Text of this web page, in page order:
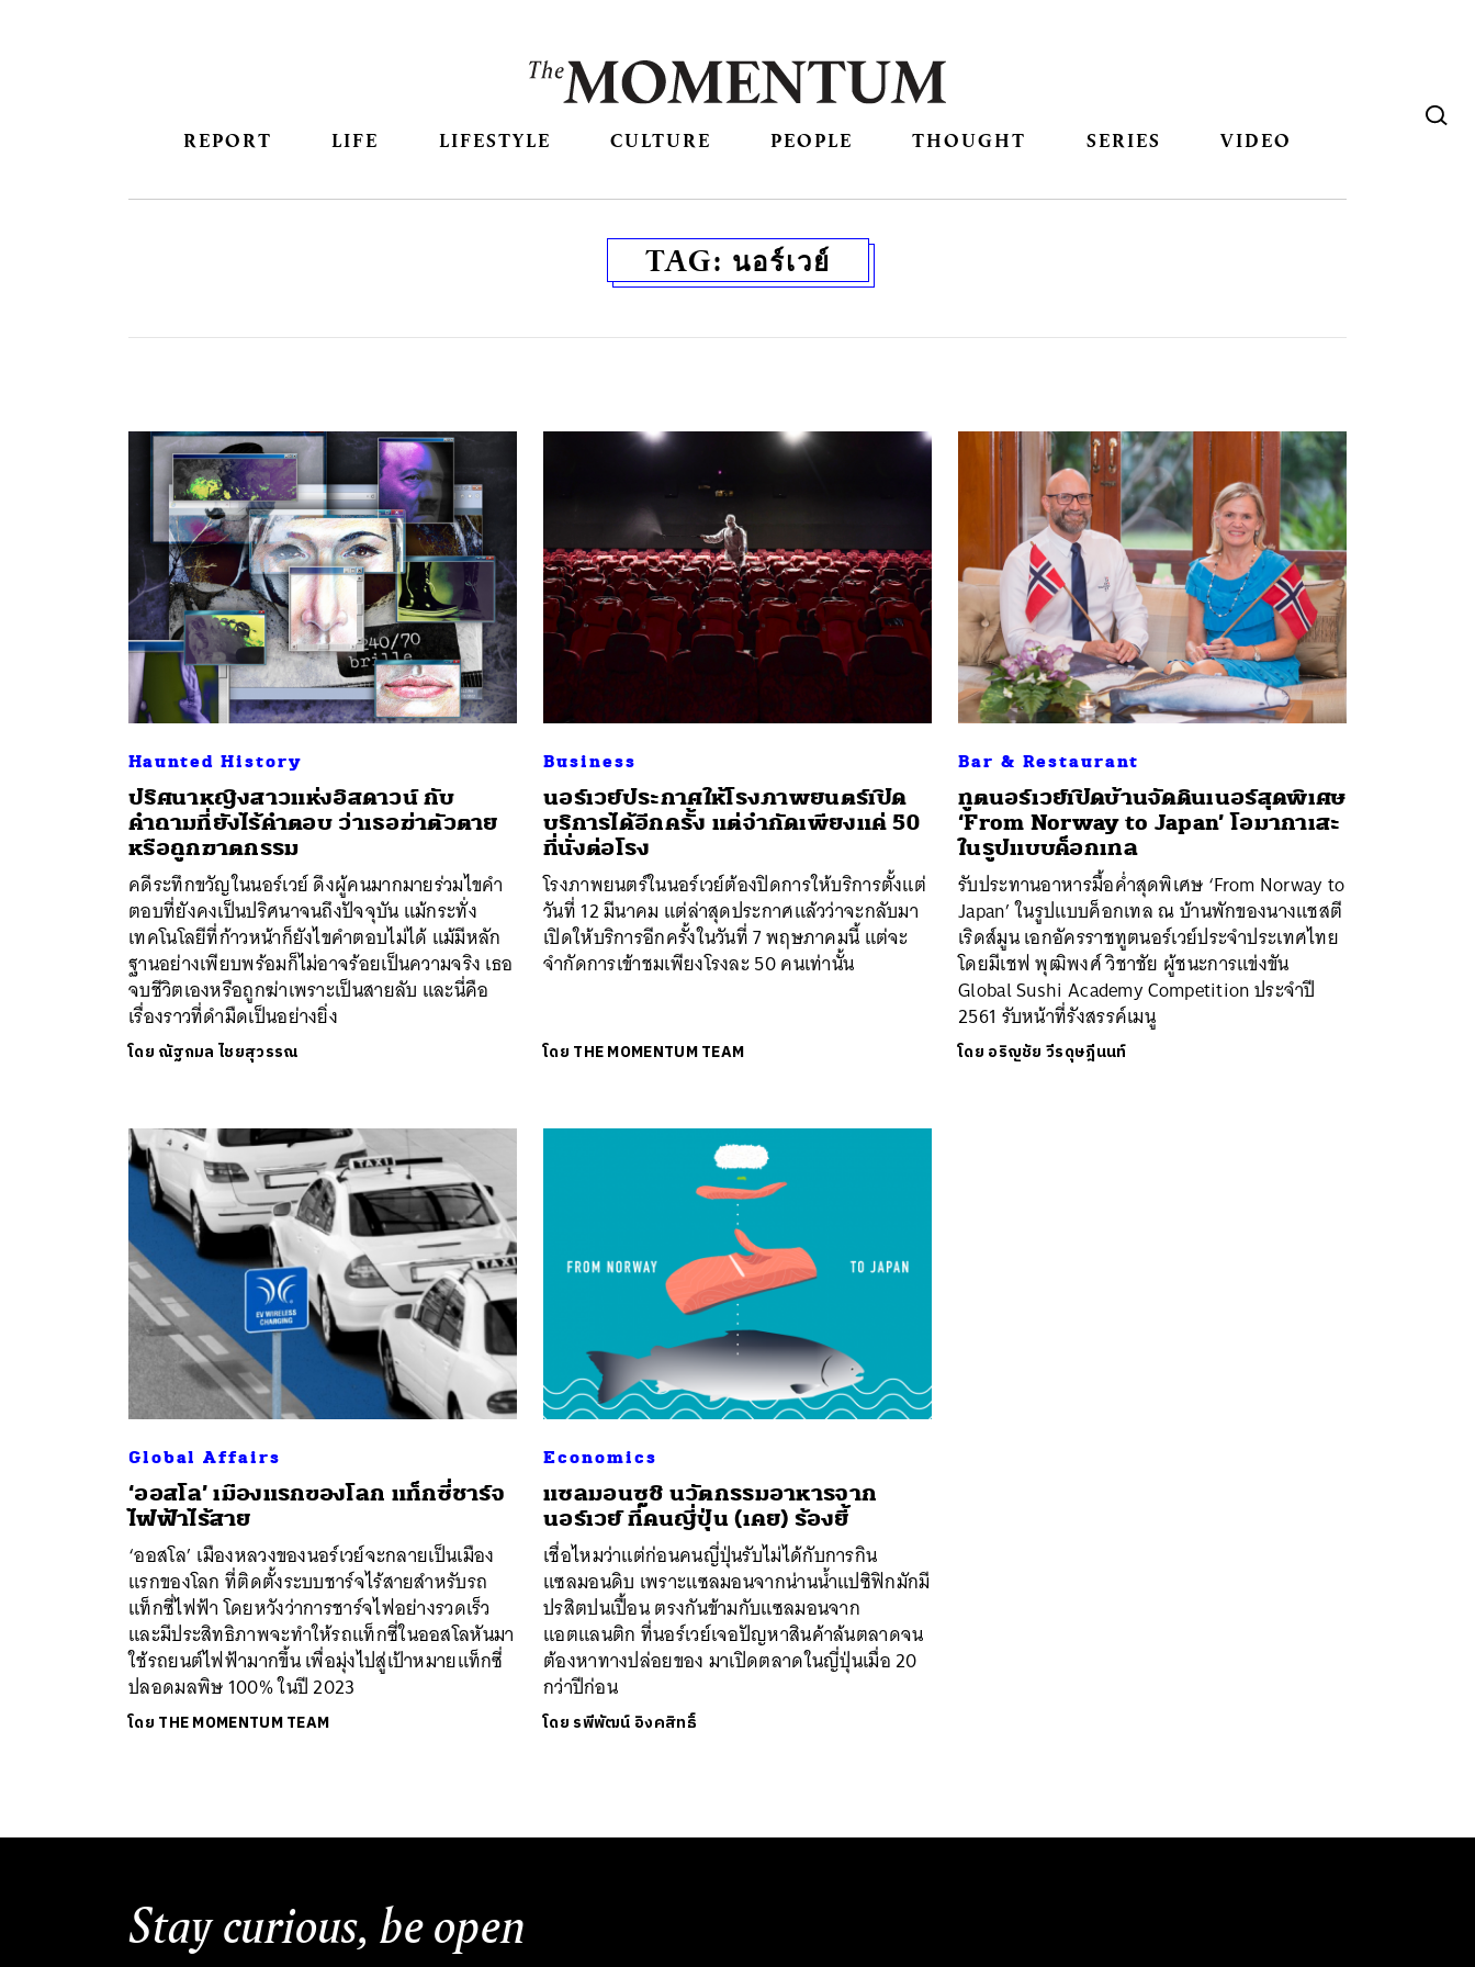
REPORT LIFE LIFESTYLE CULTURE PEOPLE THOUGHT SERIES VIDEO
TAG: นอร์เวย์
Haunted History
ปริศนาหญิงสาวแห่งอิสดาวน์ กับ
คำถามที่ยังไร้คำตอบ ว่าเธอฆ่าตัวตาย
หรือถูกฆาตกรรม
คดีระทึกขวัญในนอร์เวย์ ดึงผู้คนมากมายร่วมไขคำ
ตอบที่ยังคงเป็นปริศนาจนถึงปัจจุบัน แม้กระทั่ง
เทคโนโลยีที่ก้าวหน้าก็ยังไขคำตอบไม่ได้ แม้มีหลัก
ฐานอย่างเพียบพร้อมก็ไม่อาจร้อยเป็นความจริง เธอ
จบชีวิตเองหรือถูกฆ่าเพราะเป็นสายลับ และนี่คือ
เรื่องราวที่ดำมืดเป็นอย่างยิ่ง
โดย ณัฐกมล ไชยสุวรรณ
Business
นอร์เวย์ประกาศให้โรงภาพยนตร์เปิด
บริการได้อีกครั้ง แต่จำกัดเพียงแค่ 50
ที่นั่งต่อโรง
โรงภาพยนตร์ในนอร์เวย์ต้องปิดการให้บริการตั้งแต่
วันที่ 12 มีนาคม แต่ล่าสุดประกาศแล้วว่าจะกลับมา
เปิดให้บริการอีกครั้งในวันที่ 7 พฤษภาคมนี้ แต่จะ
จำกัดการเข้าชมเพียงโรงละ 50 คนเท่านั้น
โดย THE MOMENTUM TEAM
Bar & Restaurant
ทูตนอร์เวย์เปิดบ้านจัดดินเนอร์สุดพิเศษ
‘From Norway to Japan’ โอมากาเสะ
ในรูปแบบค็อกเทล
รับประทานอาหารมื้อค่ำสุดพิเศษ ‘From Norway to
Japan’ ในรูปแบบค็อกเทล ณ บ้านพักของนางแชสตี
เริดส์มูน เอกอัครราชทูตนอร์เวย์ประจำประเทศไทย
โดยมีเชฟ พุฒิพงศ์ วิชาชัย ผู้ชนะการแข่งขัน
Global Sushi Academy Competition ประจำปี
2561 รับหน้าที่รังสรรค์เมนู
โดย อริญชัย วีรดุษฎีนนท์
Global Affairs
‘ออสโล’ เมืองแรกของโลก แท็กซี่ชาร์จ
ไฟฟ้าไร้สาย
‘ออสโล’ เมืองหลวงของนอร์เวย์จะกลายเป็นเมือง
แรกของโลก ที่ติดตั้งระบบชาร์จไร้สายสำหรับรถ
แท็กซี่ไฟฟ้า โดยหวังว่าการชาร์จไฟอย่างรวดเร็ว
และมีประสิทธิภาพจะทำให้รถแท็กซี่ในออสโลหันมา
ใช้รถยนต์ไฟฟ้ามากขึ้น เพื่อมุ่งไปสู่เป้าหมายแท็กซี่
ปลอดมลพิษ 100% ในปี 2023
โดย THE MOMENTUM TEAM
Economics
แซลมอนซูชิ นวัตกรรมอาหารจาก
นอร์เวย์ ที่คนญี่ปุ่น (เคย) ร้องยี้
เชื่อไหมว่าแต่ก่อนคนญี่ปุ่นรับไม่ได้กับการกิน
แซลมอนดิบ เพราะแซลมอนจากน่านน้ำแปซิฟิกมักมี
ปรสิตปนเปื้อน ตรงกันข้ามกับแซลมอนจาก
แอตแลนติก ที่นอร์เวย์เจอปัญหาสินค้าล้นตลาดจน
ต้องหาทางปล่อยของ มาเปิดตลาดในญี่ปุ่นเมื่อ 20
กว่าปีก่อน
โดย รพีพัฒน์ อิงคสิทธิ์
Stay curious, be open
ค้นหา
TWEET